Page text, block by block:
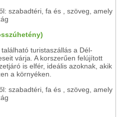
turistaszállás a Dél-
várja. A korszerűen felújított
is elfér, ideális azoknak, akik
a környéken.